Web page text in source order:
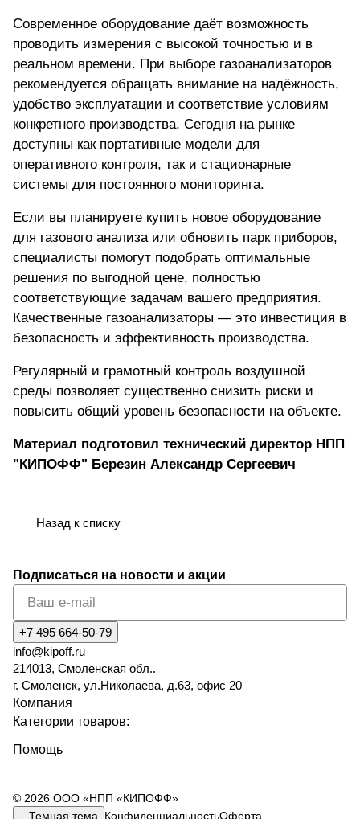
Современное оборудование даёт возможность
проводить измерения с высокой точностью и в
реальном времени. При выборе газоанализаторов
рекомендуется обращать внимание на надёжность,
удобство эксплуатации и соответствие условиям
конкретного производства. Сегодня на рынке
доступны как портативные модели для
оперативного контроля, так и стационарные
системы для постоянного мониторинга.
Если вы планируете купить новое оборудование
для газового анализа или обновить парк приборов,
специалисты помогут подобрать оптимальные
решения по выгодной цене, полностью
соответствующие задачам вашего предприятия.
Качественные газоанализаторы — это инвестиция в
безопасность и эффективность производства.
Регулярный и грамотный контроль воздушной
среды позволяет существенно снизить риски и
повысить общий уровень безопасности на объекте.
Материал подготовил технический директор НПП
"КИПОФФ" Березин Александр Сергеевич
Назад к списку
Подписаться на новости и акции
+7 495 664-50-79
info@kipoff.ru
214013, Смоленская обл..
г. Смоленск, ул.Николаева, д.63, офис 20
Компания
Категории товаров:
Помощь
© 2026 ООО «НПП «КИПОФФ»
Темная тема
КонфиденциальностьОферта